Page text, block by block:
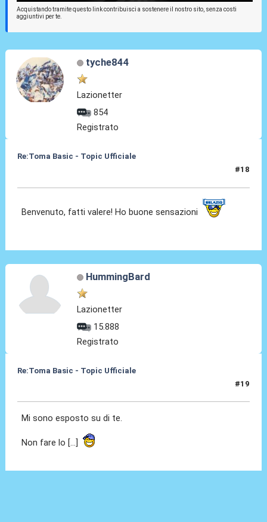
Acquistando tramite questo link contribuisci a sostenere il nostro sito, senza costi
aggiuntivi per te.
tyche844
Lazionetter
854
Registrato
Re:Toma Basic - Topic Ufficiale
#18
Benvenuto, fatti valere! Ho buone sensazioni
HummingBard
Lazionetter
15.888
Registrato
Re:Toma Basic - Topic Ufficiale
#19
Mi sono esposto su di te.
Non fare lo [...]